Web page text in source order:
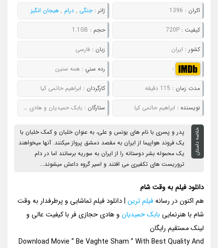
اکران : 1396 ژانر :جنگی , درام , هیجان انگیز
کيفيت :720P حجم : 1.1GB
کشور : ایران زبان : فارسی
: رده سني : همه سنین
مدت زمان : 115 دقیقه کارگردان : ابراهیم حاتمی کیا
نويسنده : ابراهیم حاتمی کیا ستارگان : بابک حمیدیان و هادی حجازی فر
خلاصه داستان
پدر و پسری با نام های یونس و علی، به عنوان خلبان و کمک خلبان با
یک فروند هواپیما از ایران به مقصد دمشق پرواز میکنند. آنها میخواهند
یک محموله بشر دوستانه را از ایران به سوریه برسانند اما در دام
تروریست های تکفیری می افتند و اسیر گروه داعش میشوند...
دانلود فیلم به وقت شام
هم اکنون در رسانهفیلم ترین | دانلود فیلم تماشایی و پرطرفدار به وقت
شام با هنرنمایی بابک حمیدیان و هادی حجازی فر با کیفیت عالی و
لینک مستقیم رایگان
Download Movie ” Be Vaghte Sham ” With Best Quality And